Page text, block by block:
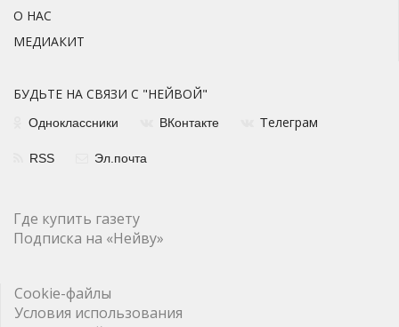
О НАС
МЕДИАКИТ
БУДЬТЕ НА СВЯЗИ С "НЕЙВОЙ"
Одноклассники ВКонтакте Телеграм
RSS Эл.почта
Где купить газету
Подписка на «Нейву»
Cookie-файлы
Условия использования